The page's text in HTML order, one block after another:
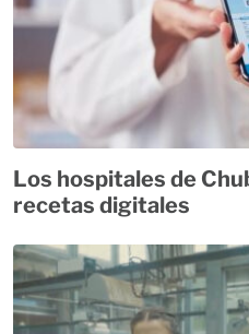
Los hospitales de
recetas digitales